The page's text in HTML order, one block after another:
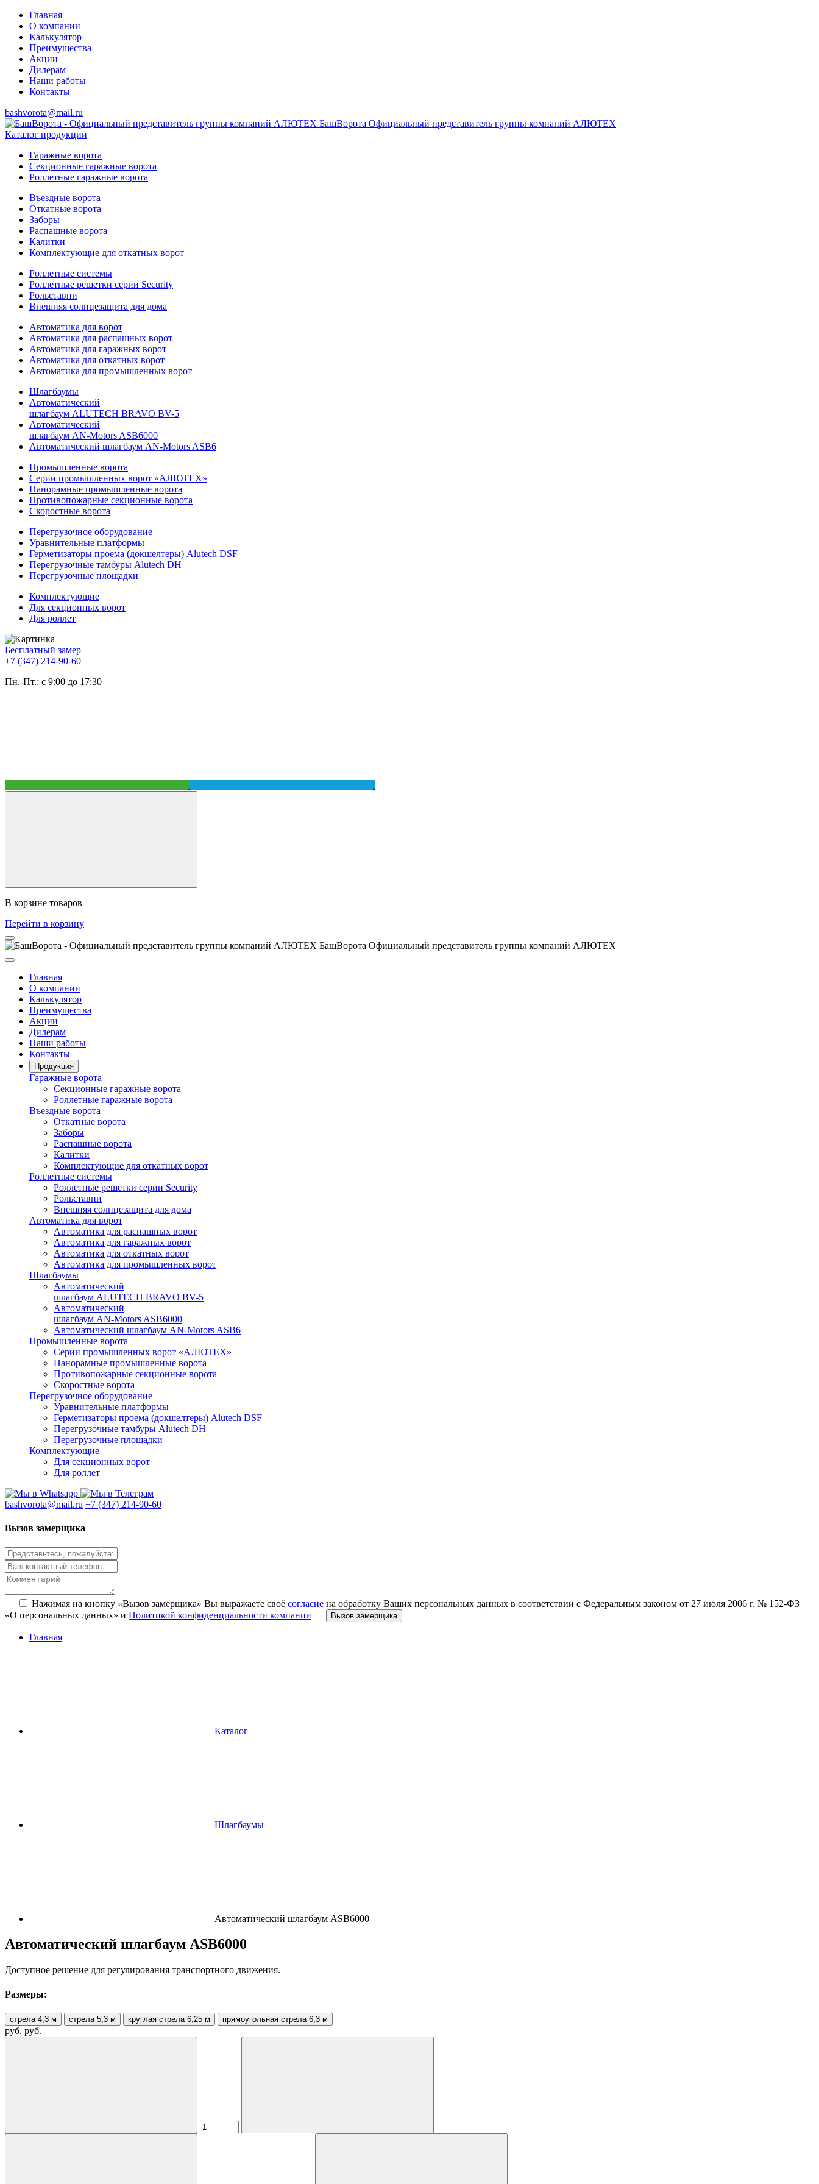
Главная
О компании
Калькулятор
Преимущества
Акции
Дилерам
Наши работы
Контакты
bashvorota@mail.ru
БашВорота Официальный представитель группы компаний АЛЮТЕХ
Каталог продукции
Гаражные ворота
Секционные гаражные ворота
Роллетные гаражные ворота
Въездные ворота
Откатные ворота
Заборы
Распашные ворота
Калитки
Комплектующие для откатных ворот
Роллетные системы
Роллетные решетки серии Security
Рольставни
Внешняя солнцезащита для дома
Автоматика для ворот
Автоматика для распашных ворот
Автоматика для гаражных ворот
Автоматика для откатных ворот
Автоматика для промышленных ворот
Шлагбаумы
Автоматический
шлагбаум ALUTECH BRAVO BV-5
Автоматический
шлагбаум AN-Motors ASB6000
Автоматический шлагбаум AN-Motors ASB6
Промышленные ворота
Серии промышленных ворот «АЛЮТЕХ»
Панорамные промышленные ворота
Противопожарные секционные ворота
Скоростные ворота
Перегрузочное оборудование
Уравнительные платформы
Герметизаторы проема (докшелтеры) Alutech DSF
Перегрузочные тамбуры Alutech DH
Перегрузочные площадки
Комплектующие
Для секционных ворот
Для роллет
Бесплатный замер
+7 (347) 214-90-60
Пн.-Пт.: с 9:00 до 17:30
В корзине товаров
Перейти в корзину
БашВорота Официальный представитель группы компаний АЛЮТЕХ
Главная
О компании
Калькулятор
Преимущества
Акции
Дилерам
Наши работы
Контакты
Продукция
Гаражные ворота
Секционные гаражные ворота
Роллетные гаражные ворота
Въездные ворота
Откатные ворота
Заборы
Распашные ворота
Калитки
Комплектующие для откатных ворот
Роллетные системы
Роллетные решетки серии Security
Рольставни
Внешняя солнцезащита для дома
Автоматика для ворот
Автоматика для распашных ворот
Автоматика для гаражных ворот
Автоматика для откатных ворот
Автоматика для промышленных ворот
Шлагбаумы
Автоматический
шлагбаум ALUTECH BRAVO BV-5
Автоматический
шлагбаум AN-Motors ASB6000
Автоматический шлагбаум AN-Motors ASB6
Промышленные ворота
Серии промышленных ворот «АЛЮТЕХ»
Панорамные промышленные ворота
Противопожарные секционные ворота
Скоростные ворота
Перегрузочное оборудование
Уравнительные платформы
Герметизаторы проема (докшелтеры) Alutech DSF
Перегрузочные тамбуры Alutech DH
Перегрузочные площадки
Комплектующие
Для секционных ворот
Для роллет
bashvorota@mail.ru +7 (347) 214-90-60
Вызов замерщика
Нажимая на кнопку «Вызов замерщика» Вы выражаете своё согласие на обработку Ваших персональных данных в соответствии с Федеральным законом от 27 июля 2006 г. № 152-ФЗ
«О персональных данных» и Политикой конфиденциальности компании Вызов замерщика
Главная
Каталог
Шлагбаумы
Автоматический шлагбаум ASB6000
Автоматический шлагбаум ASB6000
Доступное решение для регулирования транспортного движения.
Размеры:
стрела 4,3 м стрела 5,3 м круглая стрела 6,25 м прямоугольная стрела 6,3 м
руб. руб.